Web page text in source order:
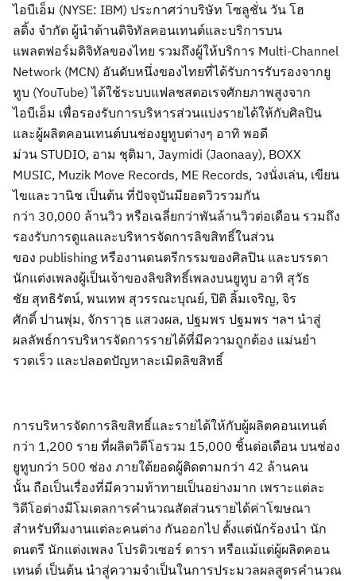
ไอบีเอ็ม (NYSE: IBM) ประกาศว่าบริษัท โซลูชั่น วัน โฮ
ลดิ้ง จำกัด ผู้นำด้านดิจิทัลคอนเทนต์และบริการบน
แพลตฟอร์มดิจิทัลของไทย รวมถึงผู้ให้บริการ Multi-Channel
Network (MCN) อันดับหนึ่งของไทยที่ได้รับการรับรองจากยู
ทูบ (YouTube) ได้ใช้ระบบแฟลชสตอเรจศักยภาพสูงจาก
ไอบีเอ็ม เพื่อรองรับการบริหารส่วนแบ่งรายได้ให้กับศิลปิน
และผู้ผลิตคอนเทนต์บนช่องยูทูบต่างๆ อาทิ พอดี
ม่วน STUDIO, อาม ชุติมา, Jaymidi (Jaonaay), BOXX
MUSIC, Muzik Move Records, ME Records, วงนั่งเล่น, เขียน
ไขและวานิช เป็นต้น ที่ปัจจุบันมียอดวิวรวมกัน
กว่า 30,000 ล้านวิว หรือเฉลี่ยกว่าพันล้านวิวต่อเดือน รวมถึง
รองรับการดูแลและบริหารจัดการลิขสิทธิ์ในส่วน
ของ publishing หรืองานดนตรีกรรมของศิลปิน และบรรดา
นักแต่งเพลงผู้เป็นเจ้าของลิขสิทธิ์เพลงบนยูทูบ อาทิ สุวัธ
ชัย สุทธิรัตน์, พนเทพ สุวรรณะบุณย์, ปิติ ลิ้มเจริญ, จิร
ศักดิ์ ปานพุ่ม, จักราวุธ แสวงผล, ปฐมพร ปฐมพร ฯลฯ นำสู่
ผลลัพธ์การบริหารจัดการรายได้ที่มีความถูกต้อง แม่นยำ
รวดเร็ว และปลอดปัญหาละเมิดลิขสิทธิ์
การบริหารจัดการลิขสิทธิ์และรายได้ให้กับผู้ผลิตคอนเทนต์
กว่า 1,200 ราย ที่ผลิตวิดีโอรวม 15,000 ชิ้นต่อเดือน บนช่อง
ยูทูบกว่า 500 ช่อง ภายใต้ยอดผู้ติดตามกว่า 42 ล้านคน
นั้น ถือเป็นเรื่องที่มีความท้าทายเป็นอย่างมาก เพราะแต่ละ
วิดีโอต่างมีโมเดลการคำนวณสัดส่วนรายได้ค่าโฆษณา
สำหรับทีมงานแต่ละคนต่าง กันออกไป ตั้งแต่นักร้องนำ นัก
ดนตรี นักแต่งเพลง โปรดิวเซอร์ ดารา หรือแม้แต่ผู้ผลิตคอน
เทนต์ เป็นต้น นำสู่ความจำเป็นในการประมวลผลสูตรคำนวณ